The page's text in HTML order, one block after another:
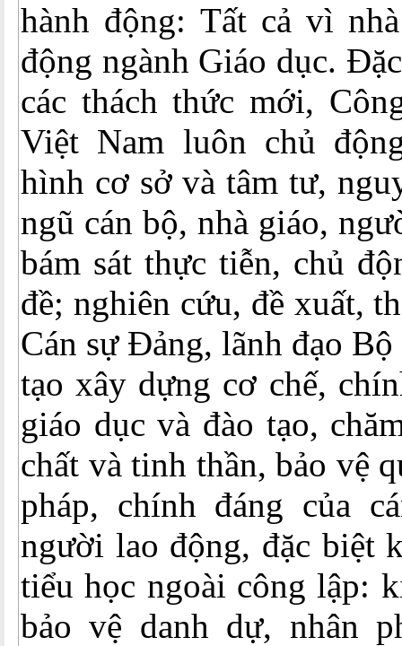
hành động: Tất cả vì
động ngành Giáo dục.
các thách thức mới,
Việt Nam luôn chủ
hình cơ sở và tâm tư,
ngũ cán bộ, nhà giáo,
bám sát thực tiễn, chủ
đề; nghiên cứu, đề xuất,
Cán sự Đảng, lãnh đạo
tạo xây dựng cơ chế,
giáo dục và đào tạo,
chất và tinh thần, bảo vệ
pháp, chính đáng của
người lao động, đặc biệt
tiểu học ngoài công lập:
bảo vệ danh dự, nhân